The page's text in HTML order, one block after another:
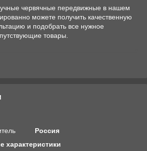
червячные передвижные в нашем
можете получить качественную
и подобрать все нужное
товары.
Россия
характеристики